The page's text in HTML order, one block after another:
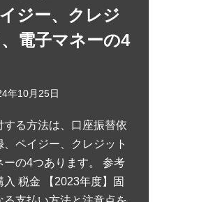
ジー、クレジ
電子マネーの4
年10月25日
する方法は、口座振替依
ペイジー、クレジット
ーの4つあります。 参考
税金 【2023年度】固